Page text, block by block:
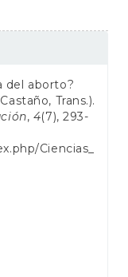
del aborto?
Trans.).
, 4(7), 293-
Ciencias_